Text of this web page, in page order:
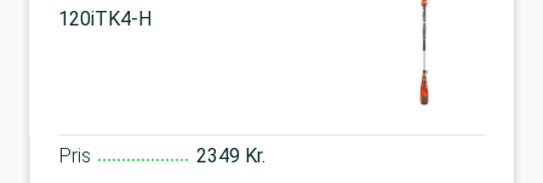
120iTK4-H
Pris 2349 Kr.